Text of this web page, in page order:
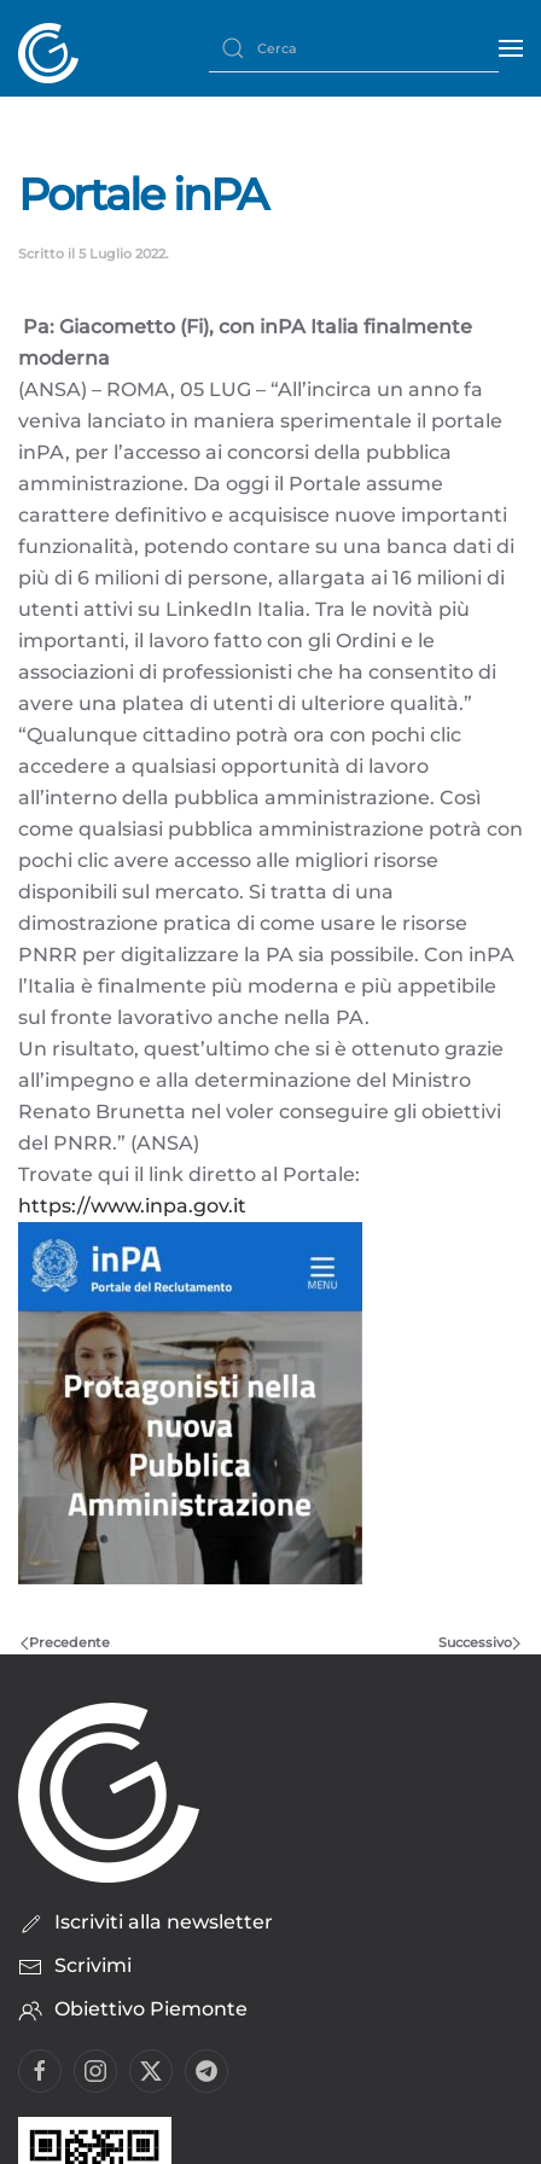
Portale inPA
Scritto il 5 Luglio 2022.
Pa: Giacometto (Fi), con inPA Italia finalmente
moderna
(ANSA) – ROMA, 05 LUG – “All’incirca un anno fa
veniva lanciato in maniera sperimentale il portale
inPA, per l’accesso ai concorsi della pubblica
amministrazione. Da oggi il Portale assume
carattere definitivo e acquisisce nuove importanti
funzionalità, potendo contare su una banca dati di
più di 6 milioni di persone, allargata ai 16 milioni di
utenti attivi su LinkedIn Italia. Tra le novità più
importanti, il lavoro fatto con gli Ordini e le
associazioni di professionisti che ha consentito di
avere una platea di utenti di ulteriore qualità.”
“Qualunque cittadino potrà ora con pochi clic
accedere a qualsiasi opportunità di lavoro
all’interno della pubblica amministrazione. Così
come qualsiasi pubblica amministrazione potrà con
pochi clic avere accesso alle migliori risorse
disponibili sul mercato. Si tratta di una
dimostrazione pratica di come usare le risorse
PNRR per digitalizzare la PA sia possibile. Con inPA
l’Italia è finalmente più moderna e più appetibile
sul fronte lavorativo anche nella PA.
Un risultato, quest’ultimo che si è ottenuto grazie
all’impegno e alla determinazione del Ministro
Renato Brunetta nel voler conseguire gli obiettivi
del PNRR.” (ANSA)
Trovate qui il link diretto al Portale:
https://www.inpa.gov.it
Precedente Successivo
Iscriviti alla newsletter
Scrivimi
Obiettivo Piemonte